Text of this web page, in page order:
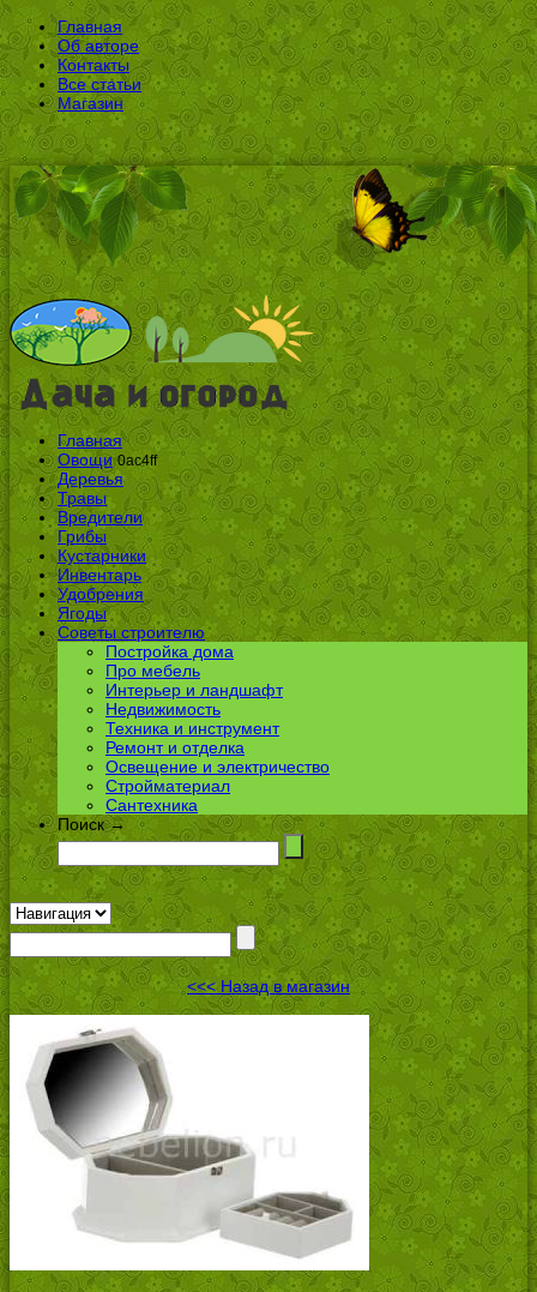
Главная
Об авторе
Контакты
Все статьи
Магазин
Главная
Овощи 0ac4ff
Деревья
Травы
Вредители
Грибы
Кустарники
Инвентарь
Удобрения
Ягоды
Советы строителю
Постройка дома
Про мебель
Интерьер и ландшафт
Недвижимость
Техника и инструмент
Ремонт и отделка
Освещение и электричество
Стройматериал
Сантехника
Поиск →
<<< Назад в магазин